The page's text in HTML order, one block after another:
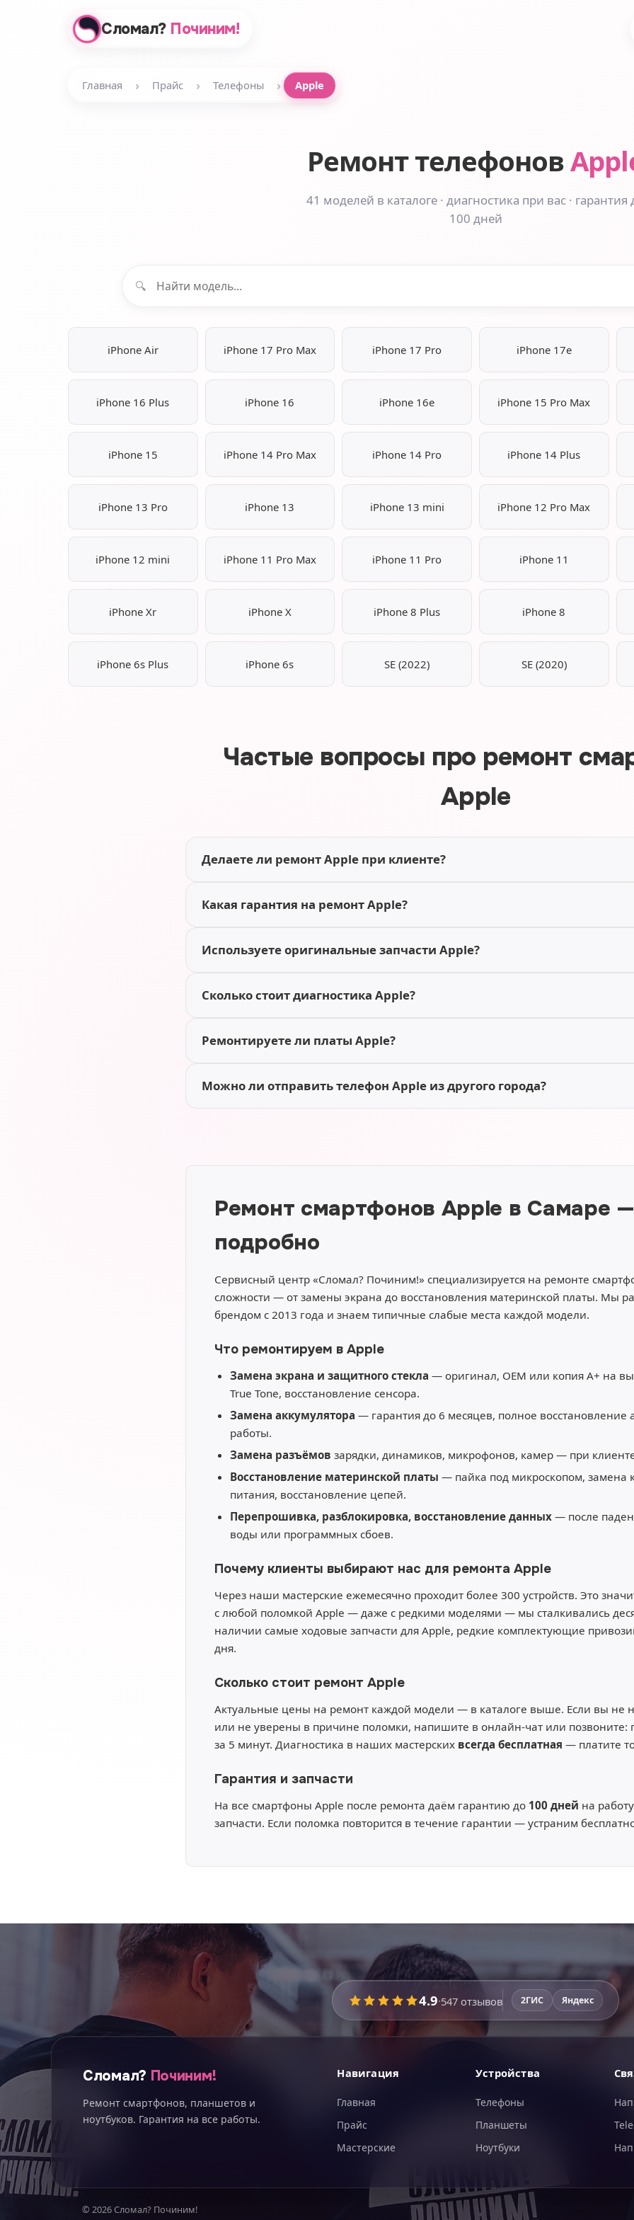
Сломал? Починим!
Главная › Прайс › Телефоны › Apple
Ремонт телефонов
41 моделей в каталоге · диагностика при вас · гарантия
100 дней
🔍
iPhone Air iPhone 17 Pro Max iPhone 17 Pro iPhone 17e
iPhone 16 Plus iPhone 16 iPhone 16e iPhone 15 Pro Max
iPhone 15 iPhone 14 Pro Max iPhone 14 Pro iPhone 14 Plus
iPhone 13 Pro iPhone 13 iPhone 13 mini iPhone 12 Pro Max
iPhone 12 mini iPhone 11 Pro Max iPhone 11 Pro iPhone 11
iPhone Xr iPhone X iPhone 8 Plus iPhone 8
iPhone 6s Plus iPhone 6s SE (2022) SE (2020)
Частые вопросы про ремонт
Apple
Делаете ли ремонт Apple при клиенте?
Какая гарантия на ремонт Apple?
Используете оригинальные запчасти Apple?
Сколько стоит диагностика Apple?
Ремонтируете ли платы Apple?
Можно ли отправить телефон Apple из другого города?
Ремонт смартфонов Apple в Самаре —
подробно
Сервисный центр «Сломал? Починим!» специализируется на ремонте
сложности — от замены экрана до восстановления материнской платы. Мы
брендом с 2013 года и знаем типичные слабые места каждой модели.
Что ремонтируем в Apple
Замена экрана и защитного стекла — оригинал, OEM или копия A+ на
True Tone, восстановление сенсора.
Замена аккумулятора — гарантия до 6 месяцев, полное восстановление
работы.
Замена разъёмов зарядки, динамиков, микрофонов, камер — при
Восстановление материнской платы — пайка под микроскопом, замена
питания, восстановление цепей.
Перепрошивка, разблокировка, восстановление данных — после
воды или программных сбоев.
Почему клиенты выбирают нас для ремонта Apple
Через наши мастерские ежемесячно проходит более 300 устройств. Это
с любой поломкой Apple — даже с редкими моделями — мы сталкивались
наличии самые ходовые запчасти для Apple, редкие комплектующие
дня.
Сколько стоит ремонт Apple
Актуальные цены на ремонт каждой модели — в каталоге выше. Если вы не
или не уверены в причине поломки, напишите в онлайн-чат или
за 5 минут. Диагностика в наших мастерских всегда бесплатная — платите
Гарантия и запчасти
На все смартфоны Apple после ремонта даём гарантию до 100 дней на
запчасти. Если поломка повторится в течение гарантии — устраним
4.9·547 отзывов 2ГИС Яндекс
Сломал? Починим!
Ремонт смартфонов, планшетов и
ноутбуков. Гарантия на все работы.
Навигация
Главная
Прайс
Мастерские
Устройства
Телефоны
Планшеты
Ноутбуки
© 2026 Сломал? Починим!